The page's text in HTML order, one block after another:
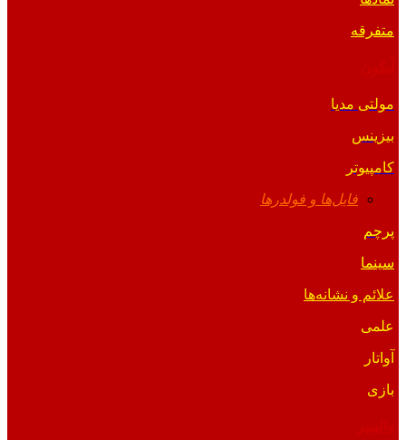
متفرقه
مولتی مدیا
بیزینس
کامپیوتر
فایل‌ها و فولدرها
پرچم
سینما
علائم و نشانه‌ها
علمی
آواتار
بازی